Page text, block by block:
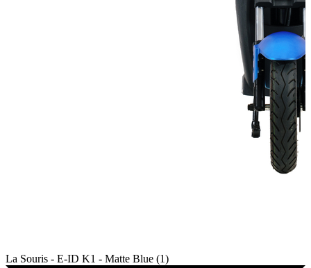
La Souris - E-ID K1 - Matte Blue (1)